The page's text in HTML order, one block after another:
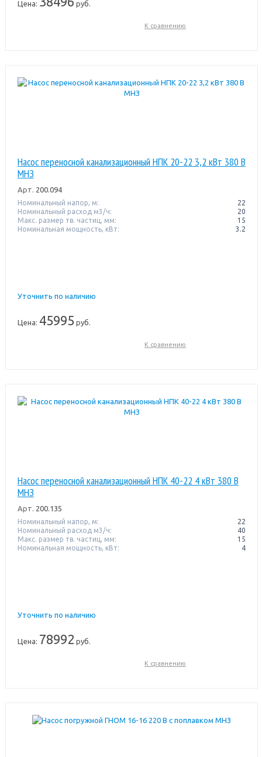
Цена: руб.
К сравнению
Насос переносной канализационный НПК 20-22 3,2 кВт 380 В
МНЗ
Арт. 200.094
Номинальный напор, м:
22
Номинальный расход м3/ч:
20
Макс. размер тв. частиц, мм:
15
Номинальная мощность, кВт:
3.2
Уточнить по наличию
Цена: 45995 руб.
К сравнению
Насос переносной канализационный НПК 40-22 4 кВт 380 В
МНЗ
Арт. 200.135
Номинальный напор, м:
22
Номинальный расход м3/ч:
40
Макс. размер тв. частиц, мм:
15
Номинальная мощность, кВт:
4
Уточнить по наличию
Цена: 78992 руб.
К сравнению